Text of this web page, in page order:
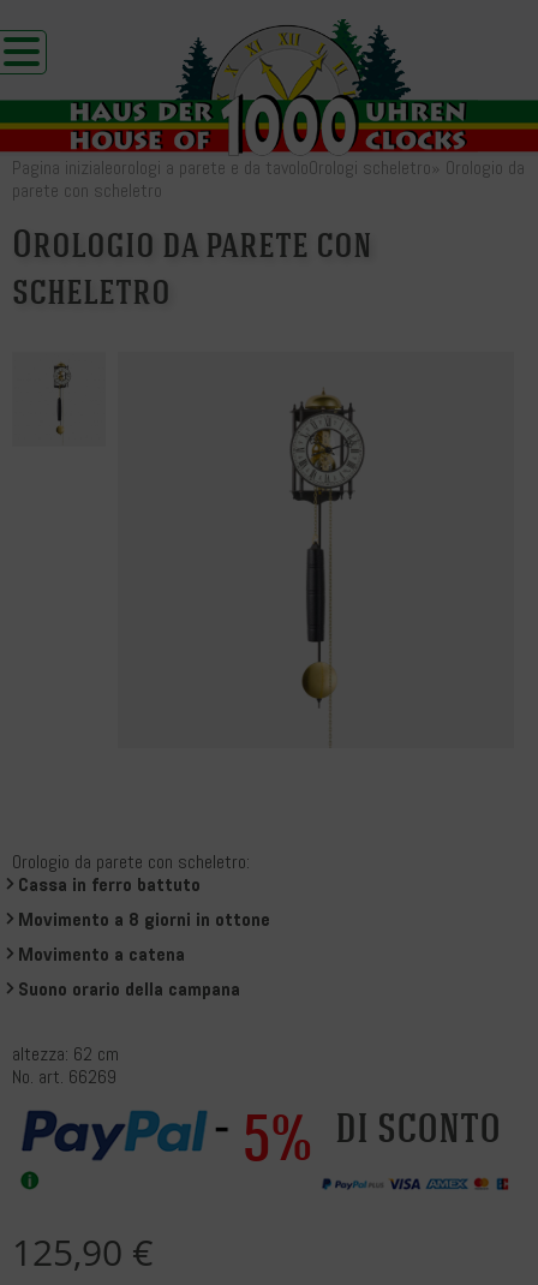
Pagina inizialeorologi a parete e da tavoloOrologi scheletro» Orologio da
parete con scheletro
Orologio da parete con
scheletro
Orologio da parete con scheletro:
Cassa in ferro battuto
Movimento a 8 giorni in ottone
Movimento a catena
Suono orario della campana
altezza: 62 cm
No. art. 66269
5% di sconto
125,90 €